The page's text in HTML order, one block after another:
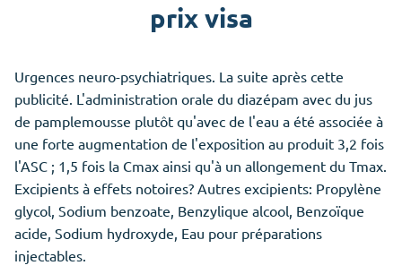
prix visa
Urgences neuro-psychiatriques. La suite après cette
publicité. L'administration orale du diazépam avec du jus
de pamplemousse plutôt qu'avec de l'eau a été associée à
une forte augmentation de l'exposition au produit 3,2 fois
l'ASC ; 1,5 fois la Cmax ainsi qu'à un allongement du Tmax.
Excipients à effets notoires? Autres excipients: Propylène
glycol, Sodium benzoate, Benzylique alcool, Benzoïque
acide, Sodium hydroxyde, Eau pour préparations
injectables.